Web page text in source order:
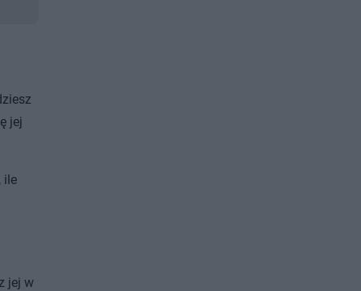
jej
ile
jej w